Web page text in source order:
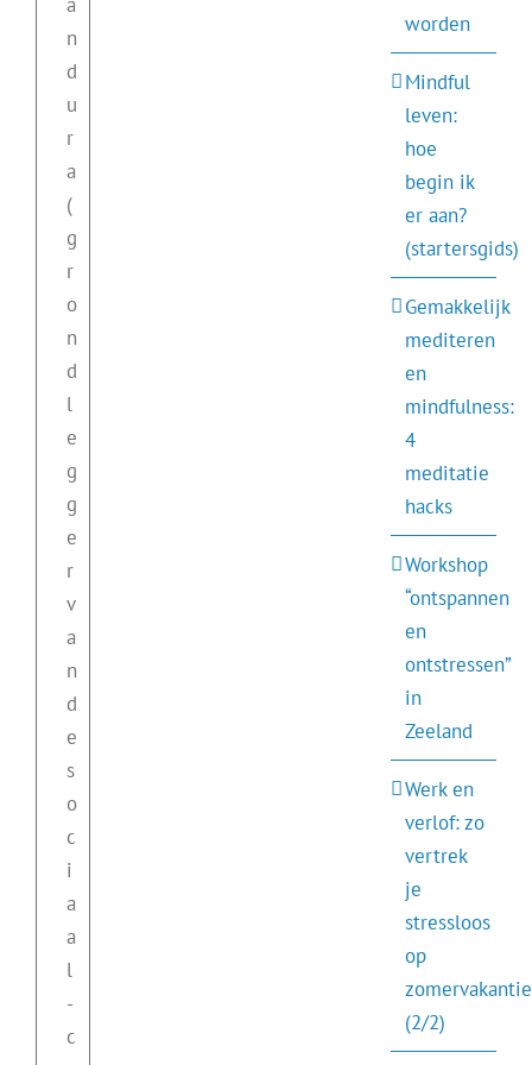
n
d
u
r
a
(
g
r
o
n
d
l
e
g
g
e
r
v
a
n
d
e
s
o
c
i
a
a
l
-
c
worden
Mindful
leven:
hoe
begin ik
er aan?
(startersgids)
Gemakkelijk
mediteren
en
mindfulness:
4
meditatie
hacks
Workshop
“ontspannen
en
ontstressen”
in
Zeeland
Werk en
verlof: zo
vertrek
je
stressloos
op
zomervakantie
(2/2)